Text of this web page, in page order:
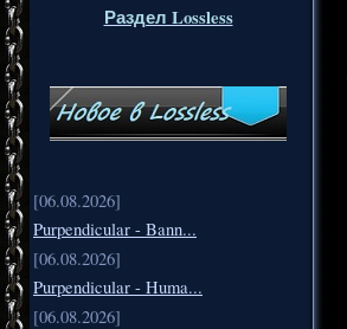
Раздел Lossless
[06.08.2026]
Purpendicular - Bann...
[06.08.2026]
Purpendicular - Huma...
[06.08.2026]